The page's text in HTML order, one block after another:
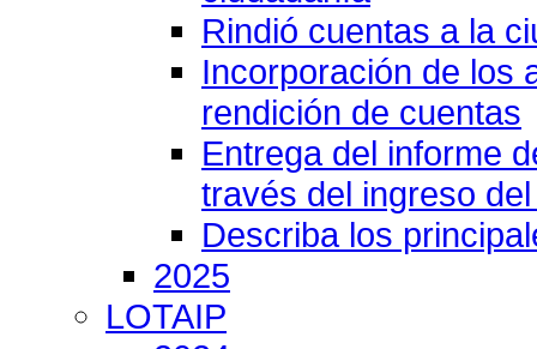
Rindió cuentas a la
Incorporación de los
rendición de cuentas
Entrega del informe
través del ingreso
Describa los
2025
LOTAIP